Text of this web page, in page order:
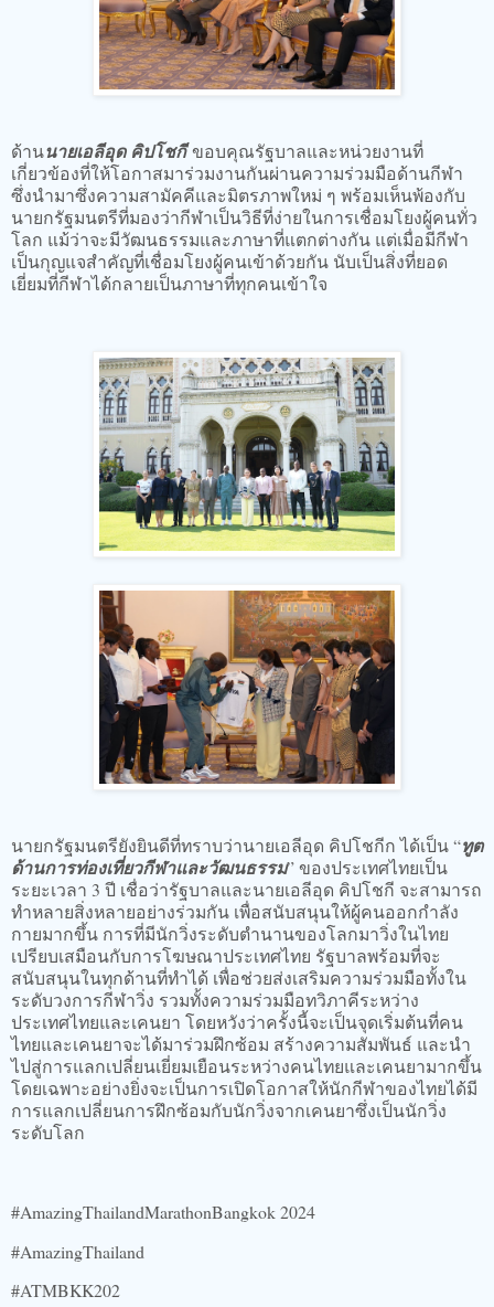
ด้านนายเอลีอุด คิปโชกีขอบคุณรัฐบาลและหน่วยงานที่
เกี่ยวข้องที่ให้โอกาสมาร่วมงานกันผ่านความร่วมมือด้านกีฬา
ซึ่งนำมาซึ่งความสามัคคีและมิตรภาพใหม่ ๆ พร้อมเห็นพ้องกับ
นายกรัฐมนตรีที่มองว่ากีฬาเป็นวิธีที่ง่ายในการเชื่อมโยงผู้คนทั่ว
โลก แม้ว่าจะมีวัฒนธรรมและภาษาที่แตกต่างกัน แต่เมื่อมีกีฬา
เป็นกุญแจสำคัญที่เชื่อมโยงผู้คนเข้าด้วยกัน นับเป็นสิ่งที่ยอด
เยี่ยมที่กีฬาได้กลายเป็นภาษาที่ทุกคนเข้าใจ
นายกรัฐมนตรียังยินดีที่ทราบว่านายเอลีอุด คิปโชกีก ได้เป็น “ทูต
ด้านการท่องเที่ยวกีฬาและวัฒนธรรม” ของประเทศไทยเป็น
ระยะเวลา 3 ปี เชื่อว่ารัฐบาลและนายเอลีอุด คิปโชกี จะสามารถ
ทำหลายสิ่งหลายอย่างร่วมกัน เพื่อสนับสนุนให้ผู้คนออกกำลัง
กายมากขึ้น การที่มีนักวิ่งระดับตำนานของโลกมาวิ่งในไทย
เปรียบเสมือนกับการโฆษณาประเทศไทย รัฐบาลพร้อมที่จะ
สนับสนุนในทุกด้านที่ทำได้ เพื่อช่วยส่งเสริมความร่วมมือทั้งใน
ระดับวงการกีฬาวิ่ง รวมทั้งความร่วมมือทวิภาคีระหว่าง
ประเทศไทยและเคนยา โดยหวังว่าครั้งนี้จะเป็นจุดเริ่มต้นที่คน
ไทยและเคนยาจะได้มาร่วมฝึกซ้อม สร้างความสัมพันธ์ และนำ
ไปสู่การแลกเปลี่ยนเยี่ยมเยือนระหว่างคนไทยและเคนยามากขึ้น
โดยเฉพาะอย่างยิ่งจะเป็นการเปิดโอกาสให้นักกีฬาของไทยได้มี
การแลกเปลี่ยนการฝึกซ้อมกับนักวิ่งจากเคนยาซึ่งเป็นนักวิ่ง
ระดับโลก
#AmazingThailandMarathonBangkok 2024
#AmazingThailand
#ATMBKK202